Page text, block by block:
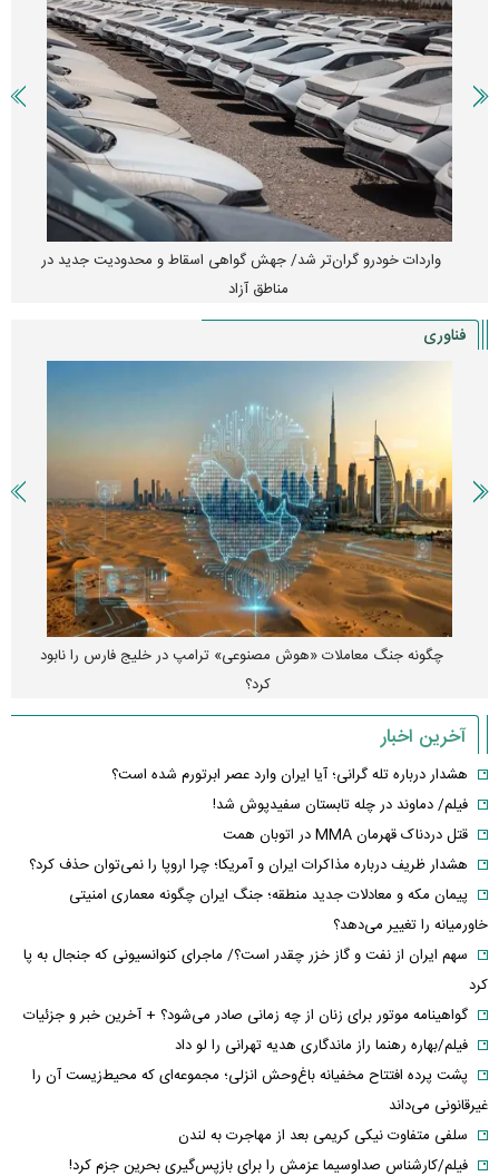
واردات خودرو گران‌تر شد/ جهش گواهی اسقاط و محدودیت جدید در
مناطق آزاد
فناوری
چگونه جنگ معاملات «هوش مصنوعی» ترامپ در خلیج فارس را نابود
کرد؟
آخرین اخبار
هشدار درباره تله گرانی؛ آیا ایران وارد عصر ابرتورم شده است؟
فیلم/ دماوند در چله تابستان سفیدپوش شد!
قتل دردناک قهرمان MMA در اتوبان همت
هشدار ظریف درباره مذاکرات ایران و آمریکا؛ چرا اروپا را نمی‌توان حذف کرد؟
پیمان مکه و معادلات جدید منطقه؛ جنگ ایران چگونه معماری امنیتی
خاورمیانه را تغییر می‌دهد؟
سهم ایران از نفت و گاز خزر چقدر است؟/ ماجرای کنوانسیونی که جنجال به پا
کرد
گواهینامه موتور برای زنان از چه زمانی صادر می‌شود؟ + آخرین خبر و جزئیات
فیلم/بهاره رهنما راز ماندگاری هدیه تهرانی را لو داد
پشت پرده افتتاح مخفیانه باغ‌وحش انزلی؛ مجموعه‌ای که محیط‌زیست آن را
غیرقانونی می‌داند
سلفی متفاوت نیکی کریمی بعد از مهاجرت به لندن
فیلم/کارشناس صداوسیما عزمش را برای بازپس‌گیری بحرین جزم کرد!